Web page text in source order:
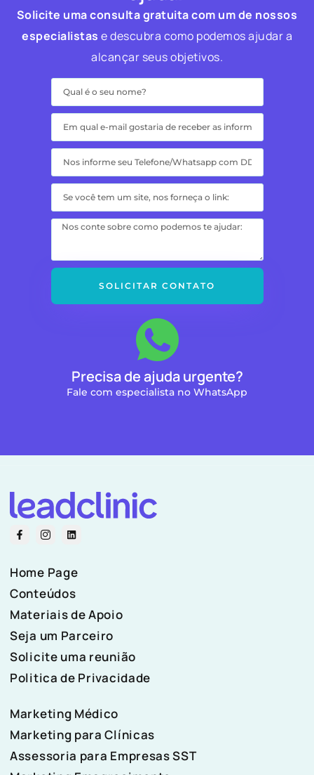
Solicite uma consulta gratuita com um de nossos
especialistas e descubra como podemos ajudar a
alcançar seus objetivos.
SOLICITAR CONTATO
Precisa de ajuda urgente?
Fale com especialista no WhatsApp
Home Page
Conteúdos
Materiais de Apoio
Seja um Parceiro
Solicite uma reunião
Politica de Privacidade
Marketing Médico
Marketing para Clínicas
Assessoria para Empresas SST